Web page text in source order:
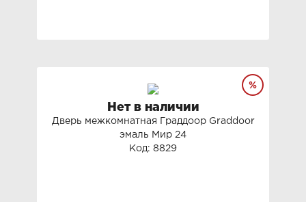
Нет в наличии
Дверь межкомнатная Граддоор Graddoor
эмаль Мир 24
Код: 8829